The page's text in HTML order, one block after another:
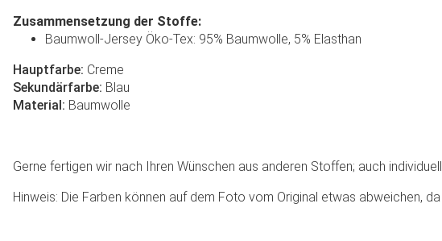
Zusammensetzung der Stoffe:
Baumwoll-Jersey Öko-Tex: 95% Baumwolle, 5% Elasthan
Hauptfarbe: Creme
Sekundärfarbe: Blau
Material: Baumwolle
Gerne fertigen wir nach Ihren Wünschen aus anderen Stoffen; auch
Hinweis: Die Farben können auf dem Foto vom Original etwas abweichen,